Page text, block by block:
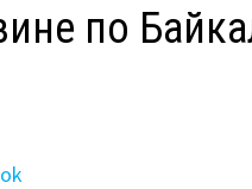
по